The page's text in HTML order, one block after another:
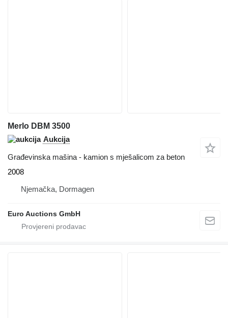
Merlo DBM 3500
Aukcija
Građevinska mašina - kamion s mješalicom za beton
2008
Njemačka, Dormagen
Euro Auctions GmbH